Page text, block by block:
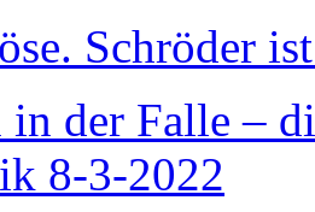
Schröder
in der Falle –
8-3-2022